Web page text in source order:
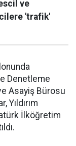
ve
'trafik'
Denetleme
Asayiş Bürosu
Yıldırım
İlköğretim